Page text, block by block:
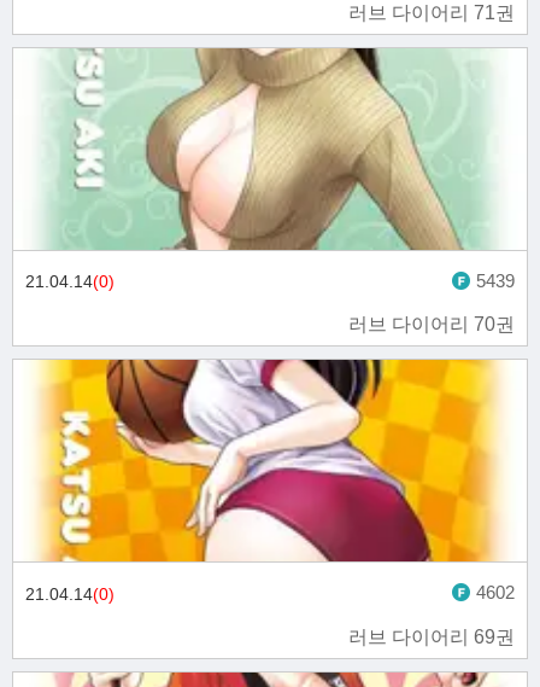
러브 다이어리 71권
러브 다이어리 70권
21.04.14(0) 5439
러브 다이어리 69권
21.04.14(0) 4602